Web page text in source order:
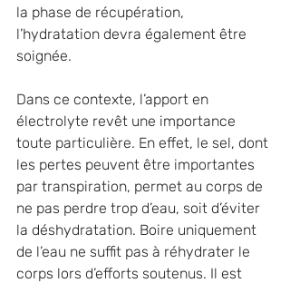
la phase de récupération,
l’hydratation devra également être
soignée.
Dans ce contexte, l’apport en
électrolyte revêt une importance
toute particulière. En effet, le sel, dont
les pertes peuvent être importantes
par transpiration, permet au corps de
ne pas perdre trop d’eau, soit d’éviter
la déshydratation. Boire uniquement
de l’eau ne suffit pas à réhydrater le
corps lors d’efforts soutenus. Il est